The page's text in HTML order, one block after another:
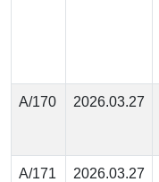
А/170 2026.03.27
А/171 2026.03.27